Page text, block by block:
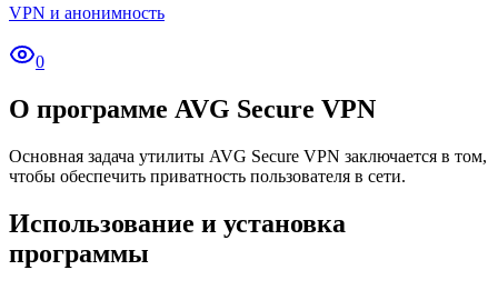
VPN и анонимность
0
О программе AVG Secure VPN
Основная задача утилиты AVG Secure VPN заключается в том,
чтобы обеспечить приватность пользователя в сети.
Использование и установка
программы